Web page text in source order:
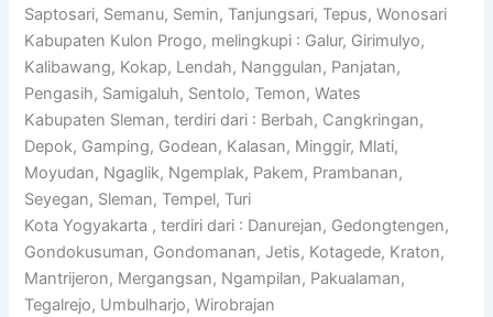
Saptosari, Semanu, Semin, Tanjungsari, Tepus, Wonosari
Kabupaten Kulon Progo, melingkupi : Galur, Girimulyo,
Kalibawang, Kokap, Lendah, Nanggulan, Panjatan,
Pengasih, Samigaluh, Sentolo, Temon, Wates
Kabupaten Sleman, terdiri dari : Berbah, Cangkringan,
Depok, Gamping, Godean, Kalasan, Minggir, Mlati,
Moyudan, Ngaglik, Ngemplak, Pakem, Prambanan,
Seyegan, Sleman, Tempel, Turi
Kota Yogyakarta , terdiri dari : Danurejan, Gedongtengen,
Gondokusuman, Gondomanan, Jetis, Kotagede, Kraton,
Mantrijeron, Mergangsan, Ngampilan, Pakualaman,
Tegalrejo, Umbulharjo, Wirobrajan